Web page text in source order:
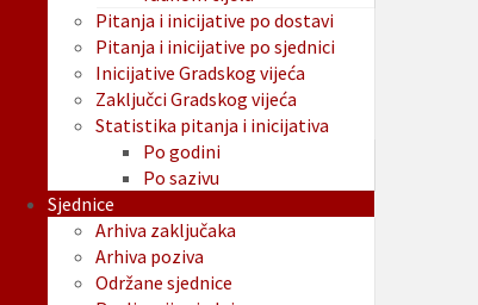
Pitanja i inicijative po dostavi
Pitanja i inicijative po sjednici
Inicijative Gradskog vijeća
Zaključci Gradskog vijeća
Statistika pitanja i inicijativa
Po godini
Po sazivu
Sjednice
Arhiva zaključaka
Arhiva poziva
Održane sjednice